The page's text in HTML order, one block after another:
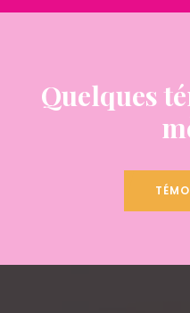
Quelques